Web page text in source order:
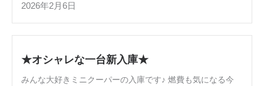
2026年2月6日
★オシャレな一台新入庫★
みんな大好きミニクーパーの入庫です♪ 燃費も気になる今